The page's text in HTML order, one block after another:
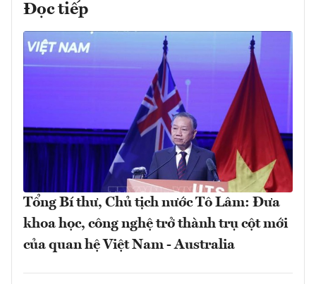
Đọc tiếp
Tổng Bí thư, Chủ tịch nước Tô Lâm: Đưa
khoa học, công nghệ trở thành trụ cột mới
của quan hệ Việt Nam - Australia